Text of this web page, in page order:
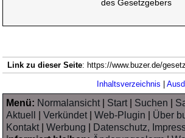
des Gesetzgebers
Link zu dieser Seite: https://www.buzer.de/
Inhaltsverzeichnis
Menü: Normalansicht| Start| Suchen
Aktuell
|Verkündet|Web-Plugin Über
Kontakt|Werbung
Datenschutz,